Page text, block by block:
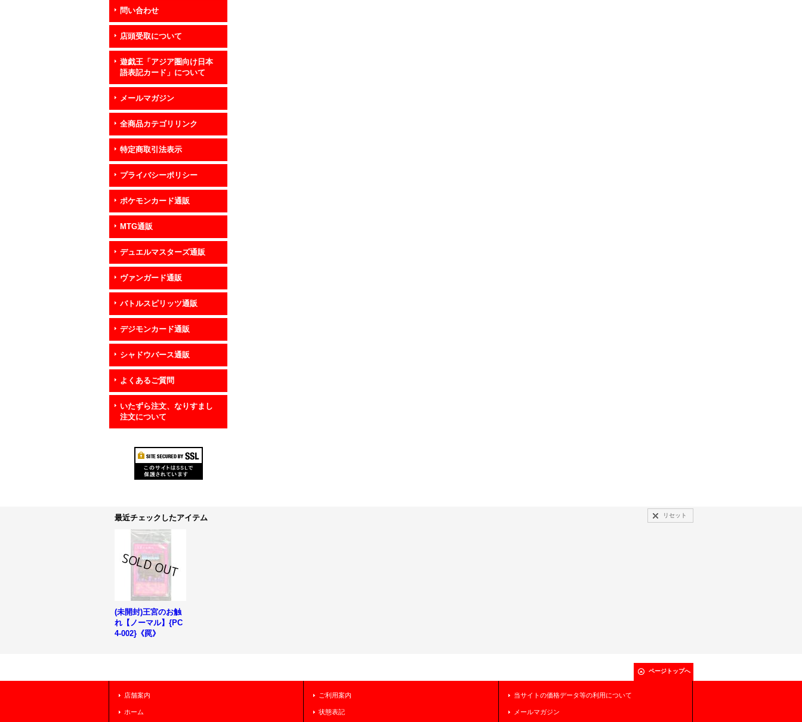
問い合わせ
店頭受取について
遊戯王「アジア圏向け日本
語表記カード」について
メールマガジン
全商品カテゴリリンク
特定商取引法表示
プライバシーポリシー
ポケモンカード通販
MTG通販
デュエルマスターズ通販
ヴァンガード通販
バトルスピリッツ通販
デジモンカード通販
シャドウバース通販
よくあるご質問
いたずら注文、なりすまし
注文について
最近チェックしたアイテム リセット
(未開封)王宮のお触
れ【ノーマル】{PC
4-002}《罠》
ページトップへ
店舗案内
ホーム
ご利用案内
状態表記
当サイトの価格データ等の利用について
メールマガジン